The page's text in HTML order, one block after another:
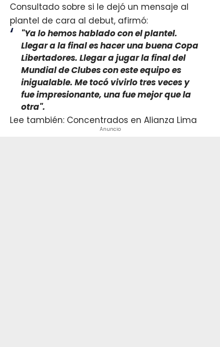
Consultado sobre si le dejó un mensaje al
plantel de cara al debut, afirmó:
"Ya lo hemos hablado con el plantel.
Llegar a la final es hacer una buena Copa
Libertadores. Llegar a jugar la final del
Mundial de Clubes con este equipo es
inigualable. Me tocó vivirlo tres veces y
fue impresionante, una fue mejor que la
otra".
Lee también: Concentrados en Alianza Lima
Anuncio